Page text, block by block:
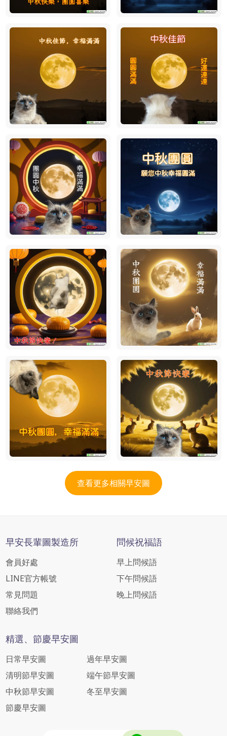
查看更多相關早安圖
早安長輩圖製造所
會員好處
LINE官方帳號
常見問題
聯絡我們
問候祝福語
早上問候語
下午問候語
晚上問候語
精選、節慶早安圖
日常早安圖
過年早安圖
清明節早安圖
端午節早安圖
中秋節早安圖
冬至早安圖
節慶早安圖